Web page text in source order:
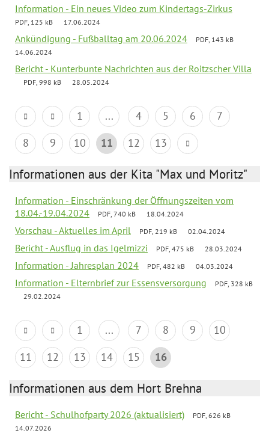
Information - Ein neues Video zum Kindertags-Zirkus
PDF, 125 kB 17.06.2024
Ankündigung - Fußballtag am 20.06.2024
PDF, 143 kB
14.06.2024
Bericht - Kunterbunte Nachrichten aus der Roitzscher Villa
PDF, 998 kB 28.05.2024
1 ... 4 5 6
7
8
9 10 11 12 13
Informationen aus der Kita "Max und Moritz"
Information - Einschränkung der Öffnungszeiten vom
18.04.-19.04.2024
PDF, 740 kB 18.04.2024
Vorschau - Aktuelles im April PDF, 219 kB 02.04.2024
Bericht - Ausflug in das Igelmizzi PDF, 475 kB 28.03.2024
Information - Jahresplan 2024 PDF, 482 kB 04.03.2024
Information - Elternbrief zur Essensversorgung
PDF, 328 kB
29.02.2024
1 ... 7 8 9
10
11
12 13 14 15 16
Informationen aus dem Hort Brehna
Bericht - Schulhofparty 2026 (aktualisiert)
PDF, 626 kB
14.07.2026